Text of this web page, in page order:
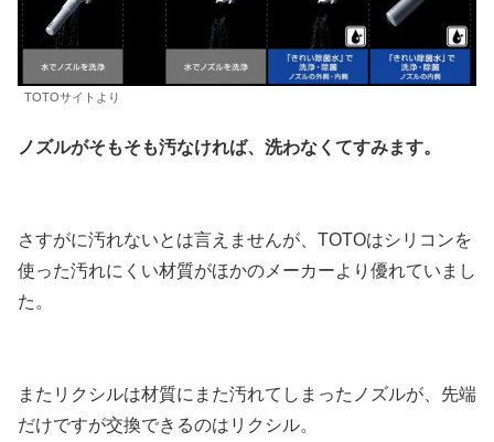
TOTOサイトより
ノズルがそもそも汚なければ、洗わなくてすみます。
さすがに汚れないとは言えませんが、TOTOはシリコンを
使った汚れにくい材質がほかのメーカーより優れていまし
た。
またリクシルは材質にまた汚れてしまったノズルが、先端
だけですが交換できるのはリクシル。